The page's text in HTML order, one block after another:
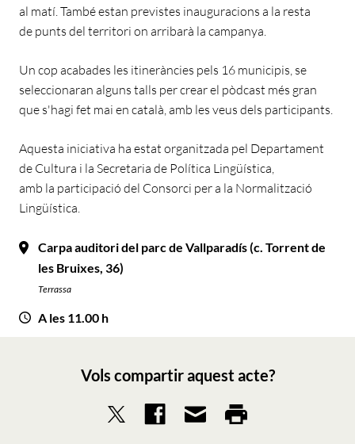
al matí.També estan previstes inauguracions a la resta
de punts del territori on arribarà la campanya.
Un cop acabades les itineràncies pels 16 municipis, se
seleccionaran alguns talls per crear el pòdcast més gran
que s'hagi fet mai en català, amb les veus dels participants.
Aquesta iniciativa ha estat organitzada pel Departament
de Cultura i la Secretaria de Política Lingüística,
amb la participació del Consorci per a la Normalització
Lingüística.
Carpa auditori del parc de Vallparadís (c. Torrent de
les Bruixes, 36)
Terrassa
A les 11.00 h
Vols compartir aquest acte?